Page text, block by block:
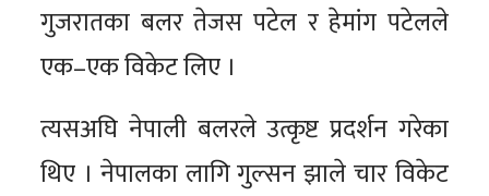
गुजरातका बलर तेजस पटेल र हेमांग पटेलले
एक–एक विकेट लिए ।
त्यसअघि नेपाली बलरले उत्कृष्ट प्रदर्शन गरेका
थिए । नेपालका लागि गुल्सन झाले चार विकेट